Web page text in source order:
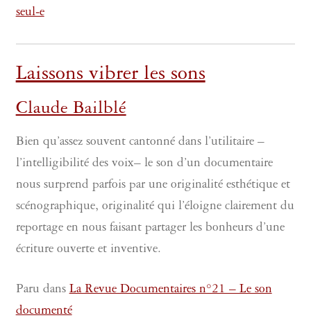
seul-e
Laissons vibrer les sons
Claude Bailblé
Bien qu’assez souvent cantonné dans l’utilitaire –
l’intelligibilité des voix– le son d’un documentaire
nous surprend parfois par une originalité esthétique et
scénographique, originalité qui l’éloigne clairement du
reportage en nous faisant partager les bonheurs d’une
écriture ouverte et inventive.
Paru dansLa Revue Documentaires n°21 – Le son
documenté